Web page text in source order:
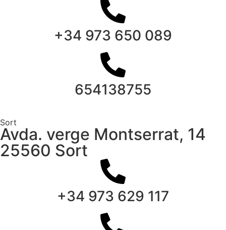
+34 973 650 089
654138755
Sort
Avda. verge Montserrat, 14
25560 Sort
+34 973 629 117